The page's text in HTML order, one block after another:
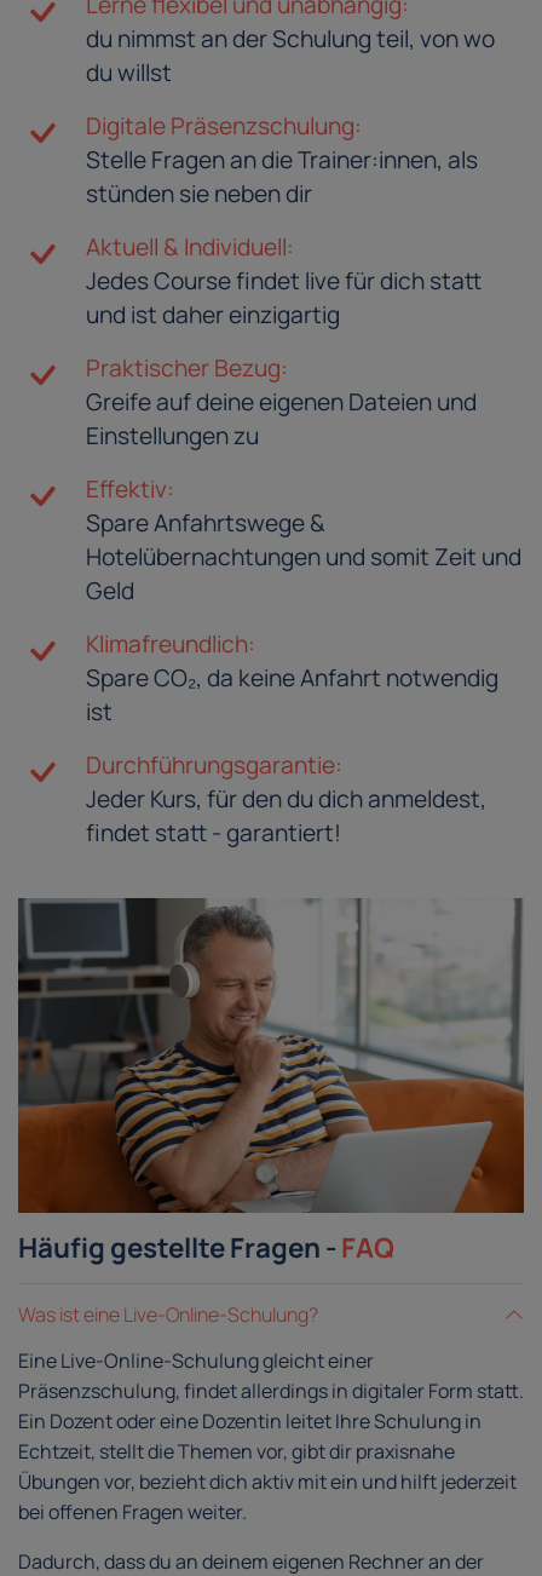
du nimmst an der Schulung teil, von wo
du willst
Digitale Präsenzschulung:
Stelle Fragen an die Trainer:innen, als
stünden sie neben dir
Aktuell & Individuell:
Jedes Course findet live für dich statt
und ist daher einzigartig
Praktischer Bezug:
Greife auf deine eigenen Dateien und
Einstellungen zu
Effektiv:
Spare Anfahrtswege &
Hotelübernachtungen und somit Zeit und
Geld
Klimafreundlich:
Spare CO₂, da keine Anfahrt notwendig
ist
Durchführungsgarantie:
Jeder Kurs, für den du dich anmeldest,
findet statt - garantiert!
Häufig gestellte Fragen -FAQ
Was ist eine Live-Online-Schulung?
Eine Live-Online-Schulung gleicht einer
Präsenzschulung, findet allerdings in digitaler Form statt.
Ein Dozent oder eine Dozentin leitet Ihre Schulung in
Echtzeit, stellt die Themen vor, gibt dir praxisnahe
Übungen vor, bezieht dich aktiv mit ein und hilft jederzeit
bei offenen Fragen weiter.
Dadurch, dass du an deinem eigenen Rechner an der